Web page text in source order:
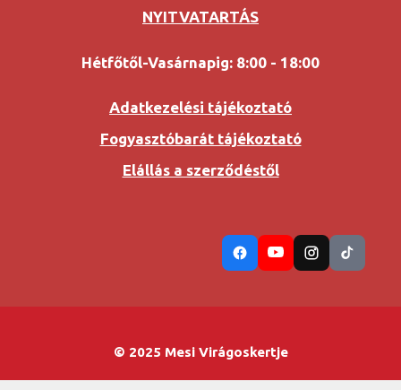
NYITVATARTÁS
Hétfőtől-Vasárnapig: 8:00 - 18:00
Adatkezelési tájékoztató
Fogyasztóbarát tájékoztató
Elállás a szerződéstől
© 2025 Mesi Virágoskertje